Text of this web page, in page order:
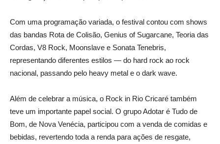
Com uma programação variada, o festival contou com shows
das bandas Rota de Colisão, Genius of Sugarcane, Teoria das
Cordas, V8 Rock, Moonslave e Sonata Tenebris,
representando diferentes estilos — do hard rock ao rock
nacional, passando pelo heavy metal e o dark wave.
Além de celebrar a música, o Rock in Rio Cricaré também
teve um importante papel social. O grupo Adotar é Tudo de
Bom, de Nova Venécia, participou com a venda de comidas e
bebidas, revertendo toda a renda para ações de resgate,